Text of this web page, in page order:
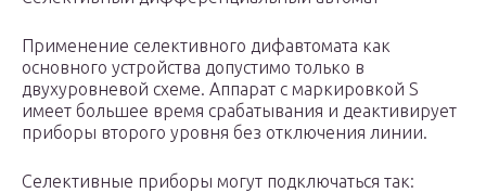
Применение селективного дифавтомата как
основного устройства допустимо только в
двухуровневой схеме. Аппарат с маркировкой S
имеет большее время срабатывания и деактивирует
приборы второго уровня без отключения линии.
Селективные приборы могут подключаться так: